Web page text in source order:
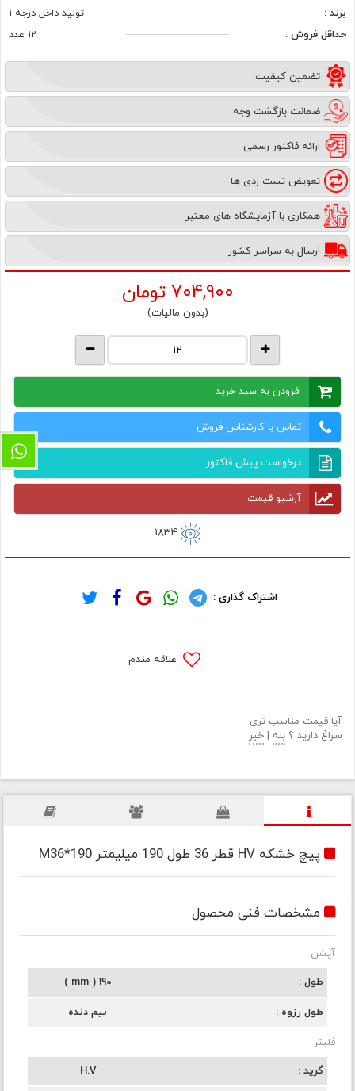
برند :
تولید داخل درجه 1
حداقل فروش :
12 عدد
تضمین کیفیت
ضمانت بازگشت وجه
ارائه فاکتور رسمی
تعویض تست ردی ها
همکاری با آزمایشگاه های معتبر
ارسال به سراسر کشور
704,900 تومان
(بدون مالیات)
افزودن به سبد خرید
تماس با کارشناس فروش
درخواست پیش فاکتور
آرشیو قیمت
1834
اشتراک گذاری :
علاقه مندم
آیا قیمت مناسب تری
سراغ دارید ؟ بله | خیر
پیچ خشکه HV قطر 36 طول 190 میلیمتر M36*190
مشخصات فنی محصول
آپشن
طول
190 ( mm )
طول رزوه نیم دنده
فلیتر
گرید
H.V